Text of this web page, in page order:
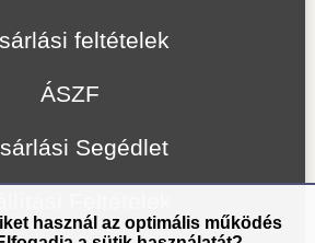
feltételek
ÁSZF
Segédlet
használ az optimális működés